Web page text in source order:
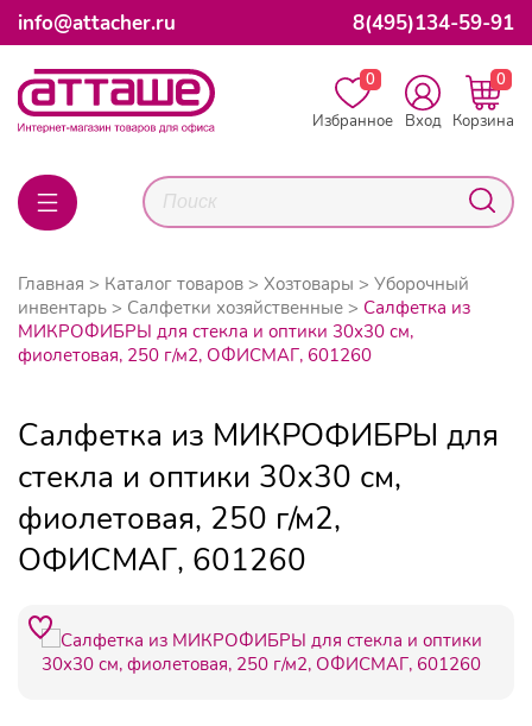
info@attacher.ru 8(495)134-59-91
0
Избранное
Вход
0
Корзина
Главная Каталог товаров Хозтовары
Уборочный
инвентарь
Салфетки хозяйственные
Салфетка из
МИКРОФИБРЫ для стекла и оптики 30х30 см,
фиолетовая, 250 г/м2, ОФИСМАГ, 601260
Салфетка из МИКРОФИБРЫ для
стекла и оптики 30х30 см,
фиолетовая, 250 г/м2,
ОФИСМАГ, 601260